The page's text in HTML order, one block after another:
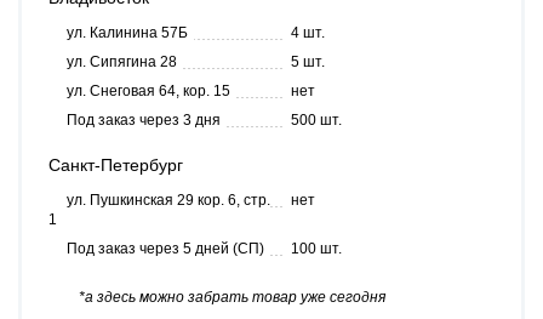
ул. Калинина 57Б
4 шт.
ул. Сипягина 28
5 шт.
ул. Снеговая 64, кор. 15
нет
Под заказ через 3 дня
500 шт.
Санкт-Петербург
ул. Пушкинская 29 кор. 6, стр.
1
нет
Под заказ через 5 дней (СП) 100 шт.
*а здесь можно забрать товар уже сегодня